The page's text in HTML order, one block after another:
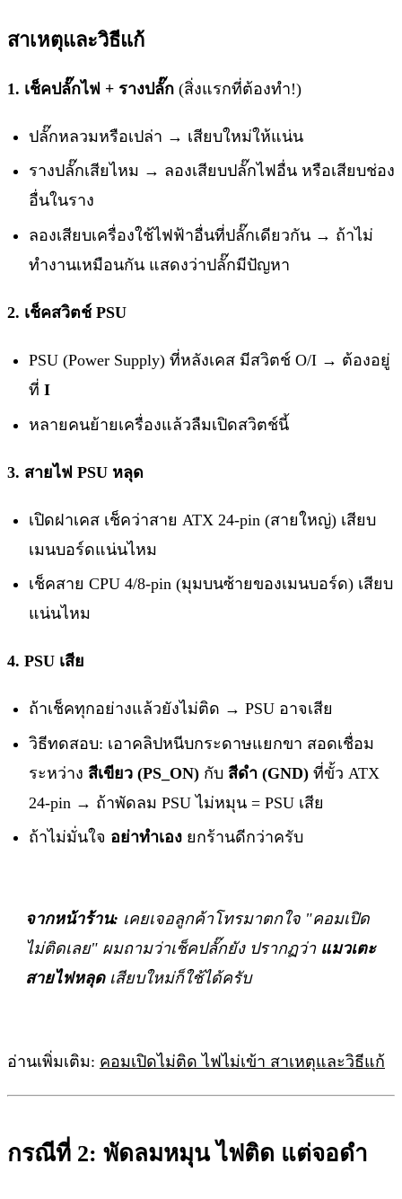
สาเหตุและวิธีแก้
1. เช็คปลั๊กไฟ + รางปลั๊ก (สิ่งแรกที่ต้องทำ!)
ปลั๊กหลวมหรือเปล่า → เสียบใหม่ให้แน่น
รางปลั๊กเสียไหม → ลองเสียบปลั๊กไฟอื่น หรือเสียบช่อง
อื่นในราง
ลองเสียบเครื่องใช้ไฟฟ้าอื่นที่ปลั๊กเดียวกัน → ถ้าไม่
ทำงานเหมือนกัน แสดงว่าปลั๊กมีปัญหา
2. เช็คสวิตช์ PSU
PSU (Power Supply) ที่หลังเคส มีสวิตช์ O/I → ต้องอยู่
ที่ I
หลายคนย้ายเครื่องแล้วลืมเปิดสวิตช์นี้
3. สายไฟ PSU หลุด
เปิดฝาเคส เช็คว่าสาย ATX 24-pin (สายใหญ่) เสียบ
เมนบอร์ดแน่นไหม
เช็คสาย CPU 4/8-pin (มุมบนซ้ายของเมนบอร์ด) เสียบ
แน่นไหม
4. PSU เสีย
ถ้าเช็คทุกอย่างแล้วยังไม่ติด → PSU อาจเสีย
วิธีทดสอบ: เอาคลิปหนีบกระดาษแยกขา สอดเชื่อม
ระหว่าง สีเขียว (PS_ON) กับ สีดำ (GND) ที่ขั้ว ATX
24-pin → ถ้าพัดลม PSU ไม่หมุน = PSU เสีย
ถ้าไม่มั่นใจ อย่าทำเอง ยกร้านดีกว่าครับ
จากหน้าร้าน: เคยเจอลูกค้าโทรมาตกใจ "คอมเปิด
ไม่ติดเลย" ผมถามว่าเช็คปลั๊กยัง ปรากฏว่า แมวเตะ
สายไฟหลุดเสียบใหม่ก็ใช้ได้ครับ
อ่านเพิ่มเติม: คอมเปิดไม่ติด ไฟไม่เข้า สาเหตุและวิธีแก้
กรณีที่ 2: พัดลมหมุน ไฟติด แต่จอดำ